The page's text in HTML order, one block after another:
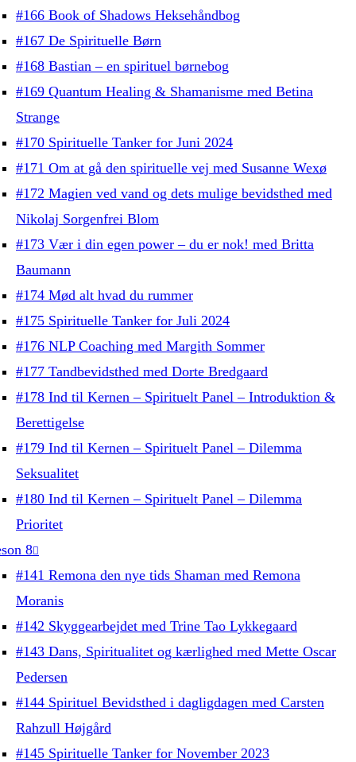
#166 Book of Shadows Heksehåndbog
#167 De Spirituelle Børn
#168 Bastian – en spirituel børnebog
#169 Quantum Healing & Shamanisme med Betina
Strange
#170 Spirituelle Tanker for Juni 2024
#171 Om at gå den spirituelle vej med Susanne Wexø
#172 Magien ved vand og dets mulige bevidsthed med
Nikolaj Sorgenfrei Blom
#173 Vær i din egen power – du er nok! med Britta
Baumann
#174 Mød alt hvad du rummer
#175 Spirituelle Tanker for Juli 2024
#176 NLP Coaching med Margith Sommer
#177 Tandbevidsthed med Dorte Bredgaard
#178 Ind til Kernen – Spirituelt Panel – Introduktion &
Berettigelse
#179 Ind til Kernen – Spirituelt Panel – Dilemma
Seksualitet
#180 Ind til Kernen – Spirituelt Panel – Dilemma
Prioritet
8
#141 Remona den nye tids Shaman med Remona
Moranis
#142 Skyggearbejdet med Trine Tao Lykkegaard
#143 Dans, Spiritualitet og kærlighed med Mette Oscar
Pedersen
#144 Spirituel Bevidsthed i dagligdagen med Carsten
Rahzull Højgård
#145 Spirituelle Tanker for November 2023